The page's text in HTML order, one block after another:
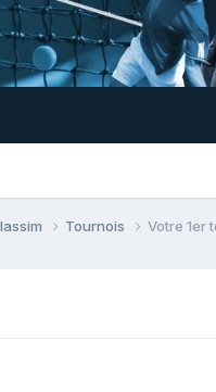
Tournois Votre 1er